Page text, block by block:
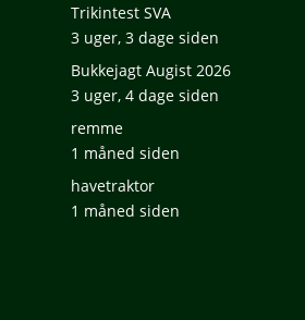
Trikintest SVA
3 uger, 3 dage siden
Bukkejagt Augist 2026
3 uger, 4 dage siden
remme
1 måned siden
havetraktor
1 måned siden